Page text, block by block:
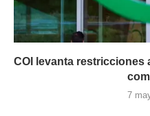
COI levanta restricciones
7